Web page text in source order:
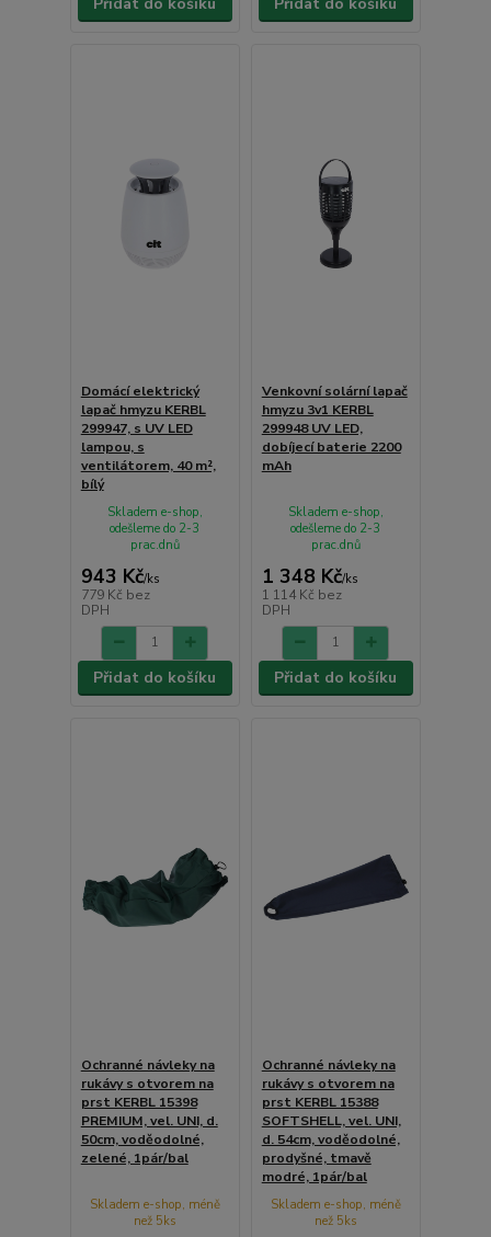
Domácí elektrický
lapač hmyzu KERBL
299947, s UV LED
lampou, s
ventilátorem, 40 m²,
bílý
943 Kč/ks
779 Kč bez
DPH
Skladem e-shop,
odešleme do 2-3
prac.dnů
Přidat do košíku
Venkovní solární lapač
hmyzu 3v1 KERBL
299948 UV LED,
dobíjecí baterie 2200
mAh
1 348 Kč/ks
1 114 Kč bez
DPH
Skladem e-shop,
odešleme do 2-3
prac.dnů
Přidat do košíku
Ochranné návleky na
rukávy s otvorem na
prst KERBL 15398
PREMIUM, vel. UNI, d.
50cm, voděodolné,
zelené, 1pár/bal
Skladem e-shop, méně
než 5ks
Ochranné návleky na
rukávy s otvorem na
prst KERBL 15388
SOFTSHELL, vel. UNI,
d. 54cm, voděodolné,
prodyšné, tmavě
modré, 1pár/bal
Skladem e-shop, méně
než 5ks